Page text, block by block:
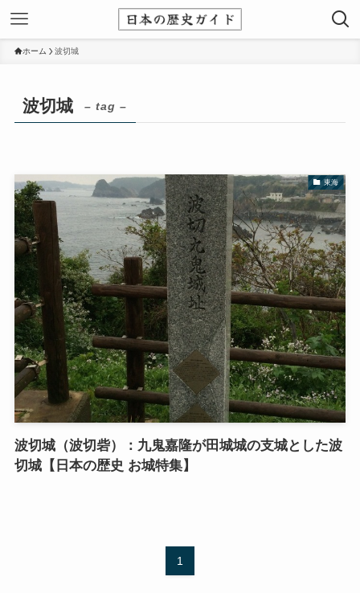
ホーム 波切城
波切城 – tag –
東海
波切城（波切砦）：九鬼嘉隆が田城城の支城とした波
切城【日本の歴史 お城特集】
1